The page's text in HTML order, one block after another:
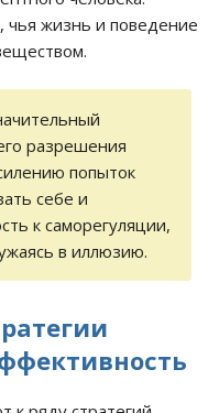
чья жизнь и поведение
разрешения
попыток
себе и
к саморегуляции,
в иллюзию.